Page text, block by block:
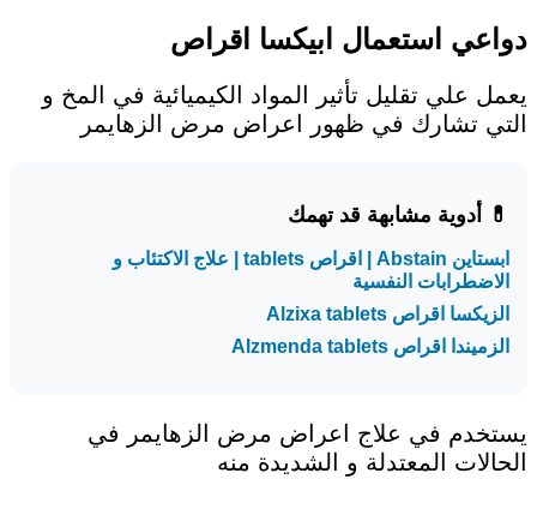
دواعي استعمال ابيكسا اقراص
يعمل علي تقليل تأثير المواد الكيميائية في المخ و
التي تشارك في ظهور اعراض مرض الزهايمر
💊 أدوية مشابهة قد تهمك
ابستاين Abstain | اقراص tablets | علاج الاكتئاب و
الاضطرابات النفسية
الزيكسا اقراص Alzixa tablets
الزميندا اقراص Alzmenda tablets
يستخدم في علاج اعراض مرض الزهايمر في
الحالات المعتدلة و الشديدة منه